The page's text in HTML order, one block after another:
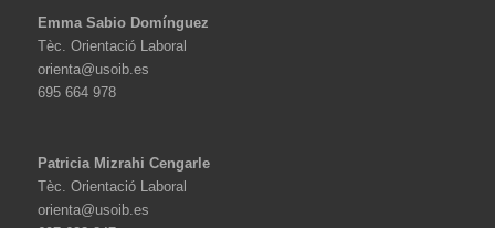
Emma Sabio Domínguez
Tèc. Orientació Laboral
orienta@usoib.es
695 664 978
Patricia Mizrahi Cengarle
Tèc. Orientació Laboral
orienta@usoib.es